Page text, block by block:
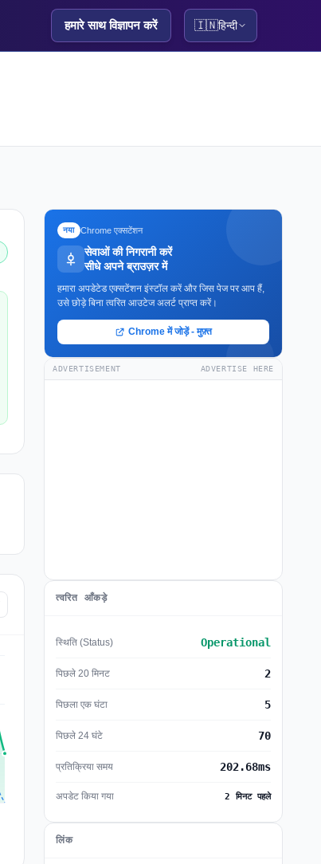
हमारे साथ विज्ञापन करें 🇮🇳हिन्दी
नया Chrome एक्सटेंशन
सेवाओं की निगरानी करें
सीधे अपने ब्राउज़र में
हमारा अपडेटेड एक्सटेंशन इंस्टॉल करें और जिस पेज पर आप हैं,
उसे छोड़े बिना त्वरित आउटेज अलर्ट प्राप्त करें।
Chrome में जोड़ें - मुफ़्त
ADVERTISEMENT ADVERTISE HERE
त्वरित आँकड़े
स्थिति (Status) Operational
पिछले 20 मिनट 2
पिछला एक घंटा 5
पिछले 24 घंटे 70
प्रतिक्रिया समय 202.68ms
अपडेट किया गया 2 मिनट पहले
लिंक